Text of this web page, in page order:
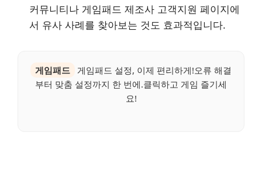
커뮤니티나 게임패드 제조사 고객지원 페이지에
서 유사 사례를 찾아보는 것도 효과적입니다.
게임패드
게임패드 설정, 이제 편리하게!오류 해결
부터 맞춤 설정까지 한 번에.클릭하고 게임 즐기세
요!